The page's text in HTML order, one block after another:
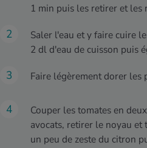
1 min puis les retirer et les
Saler l'eau et y faire cuire
2 dl d'eau de cuisson puis
Faire légèrement dorer les
Couper les tomates en
avocats, retirer le noyau
un peu de zeste du citron